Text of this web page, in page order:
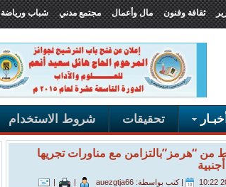
ثقافة وفنون مال وأعمال مجتمع مدني شباب ورياضة
تحقيقات شروط الاستخدام
من “هرمز”بالتزامن مع مناورات تجريها
|كتب بواسطة: auezgtja66 |
|